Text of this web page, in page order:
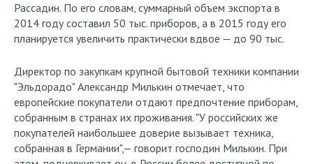
Рассадин. По его словам, суммарный объем экспорта в
2014 году составил 50 тыс. приборов, а в 2015 году его
планируется увеличить практически вдвое — до 90 тыс.
Директор по закупкам крупной бытовой техники компании
"Эльдорадо" Александр Милькин отмечает, что
европейские покупатели отдают предпочтение приборам,
собранным в странах их проживания. "У российских же
покупателей наибольшее доверие вызывает техника,
собранная в Германии",— говорит господин Милькин. При